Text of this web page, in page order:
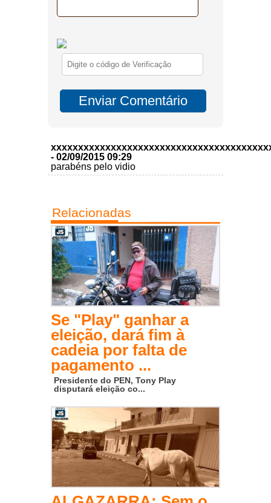
- 02/09/2015 09:29
parabéns pelo vidio
Relacionadas
Se "Play" ganhar a
eleição, dará fim à
cadeia por falta de
pagamento ...
Presidente do PEN, Tony Play
disputará eleição co...